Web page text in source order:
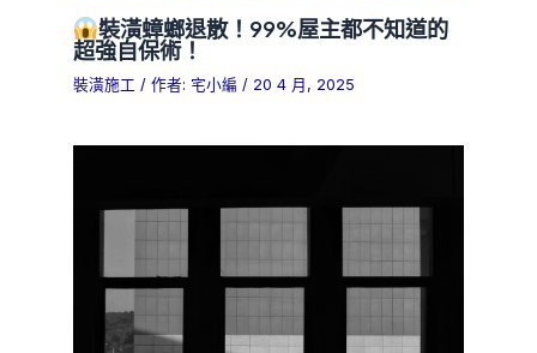
裝潢蟑螂退散！99%屋主都不知道的
超強自保術！
裝潢施工 / 作者: 宅小編 / 20 4 月, 2025